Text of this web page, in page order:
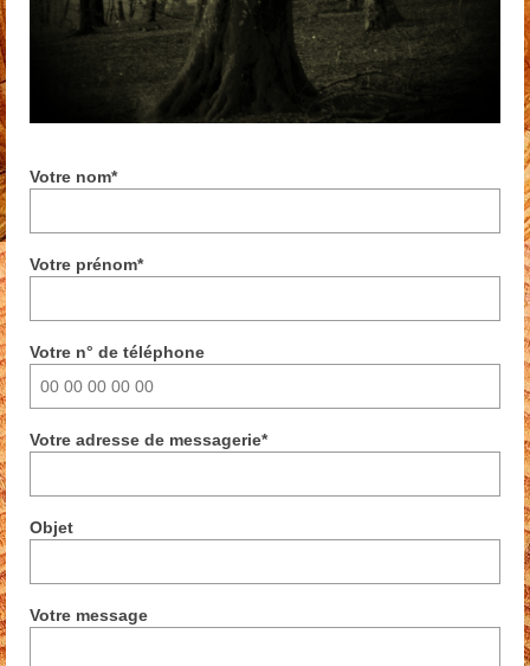
Votre nom*
Votre prénom*
Votre n° de téléphone
Votre adresse de messagerie*
Objet
Votre message